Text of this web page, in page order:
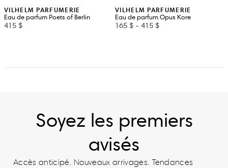
VILHELM PARFUMERIE
Eau de parfum Poets of Berlin
415 $
VILHELM PARFUMERIE
Eau de parfum Opus Kore
165 $ - 415 $
Soyez les premiers
avisés
Accès anticipé. Nouveaux arrivages. Tendances